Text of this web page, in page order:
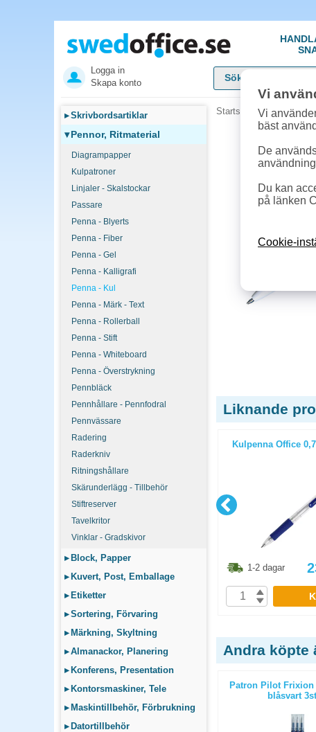
Logga in
Skapa konto
▸Skrivbordsartiklar
▾Pennor, Ritmaterial
Diagrampapper
Kulpatroner
Linjaler - Skalstockar
Passare
Penna - Blyerts
Penna - Fiber
Penna - Gel
Penna - Kalligrafi
Penna - Kul
Penna - Märk - Text
Penna - Rollerball
Penna - Stift
Penna - Whiteboard
Penna - Överstrykning
Pennbläck
Pennhållare - Pennfodral
Pennvässare
Radering
Raderkniv
Ritningshållare
Skärunderlägg - Tillbehör
Stiftreserver
Tavelkritor
Vinklar - Gradskivor
▸ Block, Papper
▸ Kuvert, Post, Emballage
▸ Etiketter
▸Sortering, Förvaring
▸ Märkning, Skyltning
▸Almanackor, Planering
▸ Konferens, Presentation
▸ Kontorsmaskiner, Tele
▸ Maskintillbehör, Förbrukning
▸ Datortillbehör
Startsida »Pennor,
Liknande
Kulpenna BIC Clic M10 medium
svart 50st/fp
Kulpenna Office
1-2 dagar
Andra köpte
Patron Pilot Frixion Ball 0,7mm
röd 3st/fp
Patron Pilot Frixion
blåsvart
Vi
Vi
bäst
De
Du kan
på länken
Cookie-